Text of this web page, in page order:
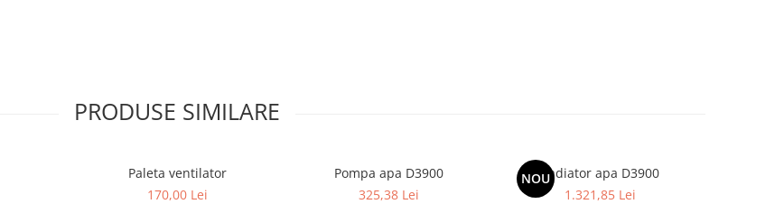
PRODUSE SIMILARE
Paleta ventilator
170,00 Lei
Pompa apa D3900
325,38 Lei
NOURadiator apa D3900
1.321,85 Lei